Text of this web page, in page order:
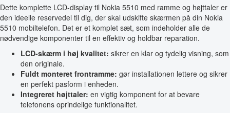
Dette komplette LCD-display til Nokia 5510 med ramme og højttaler er
den ideelle reservedel til dig, der skal udskifte skærmen på din Nokia
5510 mobiltelefon. Det er et komplet sæt, som indeholder alle de
nødvendige komponenter til en effektiv og holdbar reparation.
LCD-skærm i høj kvalitet: sikrer en klar og tydelig visning, som
den originale.
Fuldt monteret frontramme: gør installationen lettere og sikrer
en perfekt pasform i enheden.
Integreret højttaler: en vigtig komponent for at bevare
telefonens oprindelige funktionalitet.